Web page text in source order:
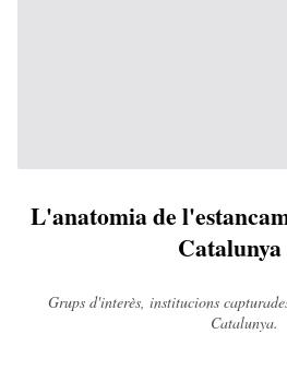
L'anatomia de
Grups d'interès, institucions
Catalunya.